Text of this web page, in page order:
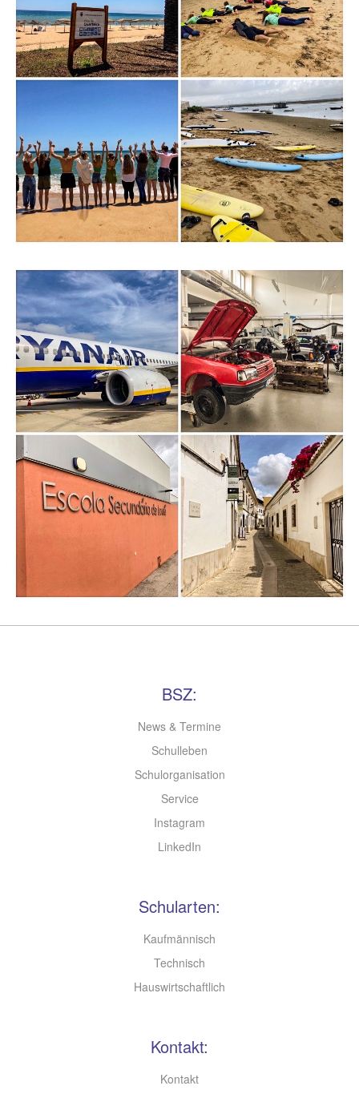
BSZ:
News & Termine
Schulleben
Schulorganisation
Service
Instagram
LinkedIn
Schularten:
Kaufmännisch
Technisch
Hauswirtschaftlich
Kontakt:
Kontakt